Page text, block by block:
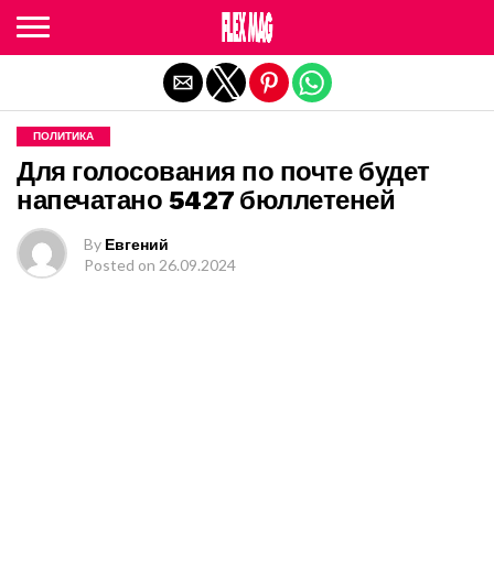
ПОЛИТИКА
Для голосования по почте будет
напечатано 5427 бюллетеней
By Евгений
Posted on 26.09.2024
Exit mobile version